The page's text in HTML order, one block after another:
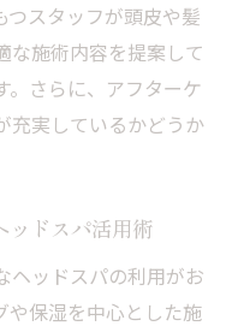
選ぶ際の注意点
を確認する方法
への影響も事前に
ないための最終チ
つスタッフが頭皮や髪
な施術内容を提案して
。さらに、アフターケ
充実しているかどうか
ッドスパ活用術
ヘッドスパの利用がお
や保湿を中心とした施